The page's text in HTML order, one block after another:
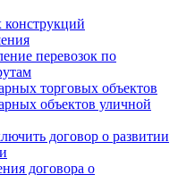
перевозок по
торговых объектов
объектов уличной
договор о развитии
договора о